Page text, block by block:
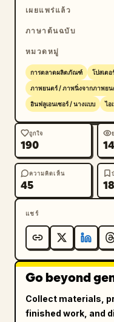
เผยแพร่แล้ว
ภาษาต้นฉบับ
หมวดหมู่
การตลาดผลิตภัณฑ์ โปสเตอ
ภาพยนตร์ / ภาพนิ่งจากภาพยน
อินฟลูเอนเซอร์ / นางแบบ ไอ
ถูกใจ
190
ความคิดเห็น
45
แชร์
Go beyond
Collect materials,
finished work, and